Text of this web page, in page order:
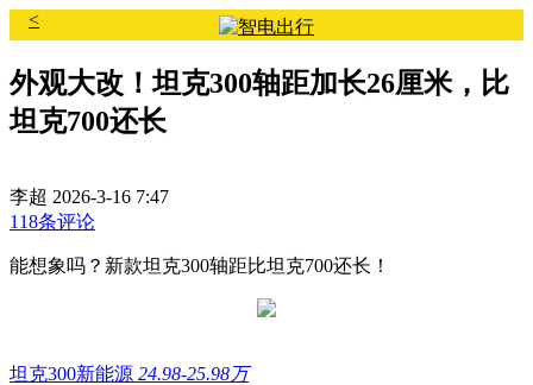
<
外观大改！坦克300轴距加长26厘米，比
坦克700还长
李超 2026-3-16 7:47
118条评论
能想象吗？新款坦克300轴距比坦克700还长！
坦克300新能源 24.98-25.98万